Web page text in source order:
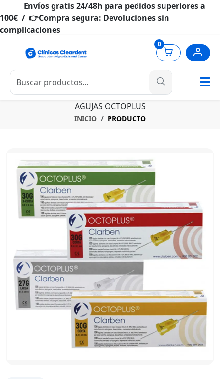
Envíos gratis 24/48h para pedidos superiores a
100€ / 👉Compra segura: Devoluciones sin
complicaciones
0
AGUJAS OCTOPLUS
INICIO PRODUCTO